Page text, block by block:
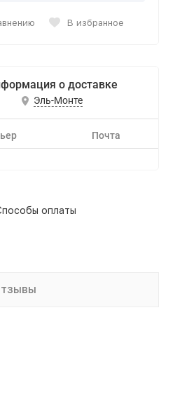
В избранное
о доставке
Эль-Монте
Почта
оплаты